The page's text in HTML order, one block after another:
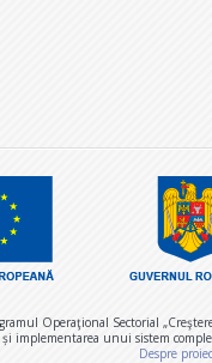
Operaţional Sectorial
și implementarea unui sistem
Despre